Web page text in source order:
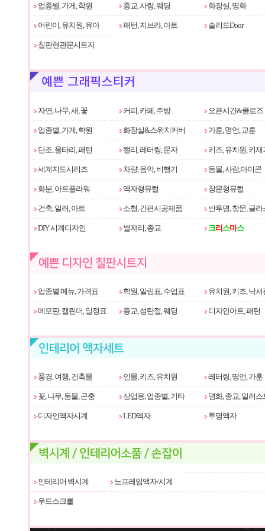
업종별, 가게, 학원 종교, 사랑, 웨딩 화장실, 명화
어린이, 유치원, 유아 패턴, 지브라, 아트 솔리드Door
칠판현관문시트지
자연, 나무, 새, 꽃 커피, 카페, 주방 오픈시간&클로즈
업종별, 가게, 학원 화장실&스위치커버 가훈, 명언, 교훈
단조, 울타리, 패턴 캘리, 레터링, 문자 키즈, 유치원, 키재
세계지도시리즈 차량, 음악, 비행기 동물, 사람,아이콘
화분, 아트플라워 액자형뮤럴 창문형뮤럴
건축, 일러, 아트 소형, 간편시공제품 반투명, 창문, 글라
DIY 시계디자인 별자리, 종교 크리 스마스
업종별 메뉴, 가격표 학원, 알림표, 수업표 유치원, 키즈, 낙서
메모판, 캘린더, 일정표 종교, 성탄절, 웨딩 디자인아트, 패턴
풍경, 여행, 건축물 인물, 키즈, 유치원 레터링, 명언, 가훈
꽃, 나무, 동물, 곤충 상업용, 업종별, 기타 명화, 종교, 일러스
디자인액자시계 LED액자 투명액자
인테리어 벽시계 노프레임액자/시계
우드스크롤